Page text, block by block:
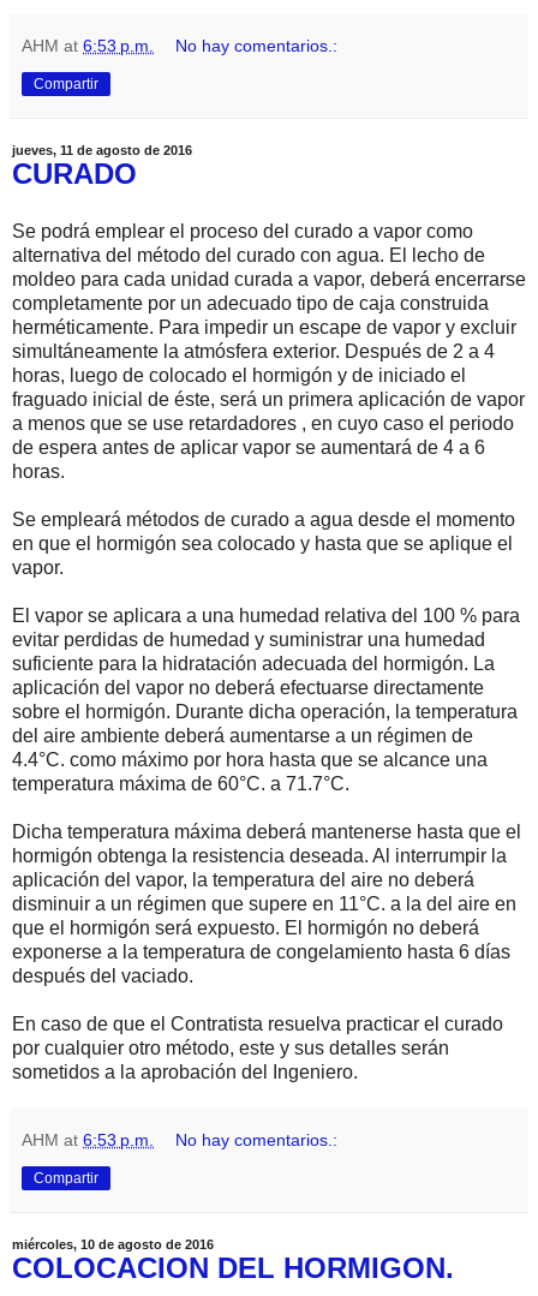
AHM at 6:53 p.m. No hay comentarios.:
Compartir
jueves, 11 de agosto de 2016
CURADO
Se podrá emplear el proceso del curado a vapor como
alternativa del método del curado con agua. El lecho de
moldeo para cada unidad curada a vapor, deberá encerrarse
completamente por un adecuado tipo de caja construida
herméticamente. Para impedir un escape de vapor y excluir
simultáneamente la atmósfera exterior. Después de 2 a 4
horas, luego de colocado el hormigón y de iniciado el
fraguado inicial de éste, será un primera aplicación de vapor
a menos que se use retardadores , en cuyo caso el periodo
de espera antes de aplicar vapor se aumentará de 4 a 6
horas.
Se empleará métodos de curado a agua desde el momento
en que el hormigón sea colocado y hasta que se aplique el
vapor.
El vapor se aplicara a una humedad relativa del 100 % para
evitar perdidas de humedad y suministrar una humedad
suficiente para la hidratación adecuada del hormigón. La
aplicación del vapor no deberá efectuarse directamente
sobre el hormigón. Durante dicha operación, la temperatura
del aire ambiente deberá aumentarse a un régimen de
4.4°C. como máximo por hora hasta que se alcance una
temperatura máxima de 60°C. a 71.7°C.
Dicha temperatura máxima deberá mantenerse hasta que el
hormigón obtenga la resistencia deseada. Al interrumpir la
aplicación del vapor, la temperatura del aire no deberá
disminuir a un régimen que supere en 11°C. a la del aire en
que el hormigón será expuesto. El hormigón no deberá
exponerse a la temperatura de congelamiento hasta 6 días
después del vaciado.
En caso de que el Contratista resuelva practicar el curado
por cualquier otro método, este y sus detalles serán
sometidos a la aprobación del Ingeniero.
AHM at 6:53 p.m. No hay comentarios.:
Compartir
miércoles, 10 de agosto de 2016
COLOCACION DEL HORMIGON.